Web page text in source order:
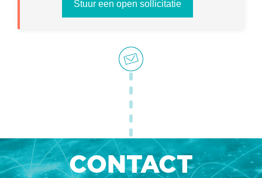
Stuur een open sollicitatie
CONTACT